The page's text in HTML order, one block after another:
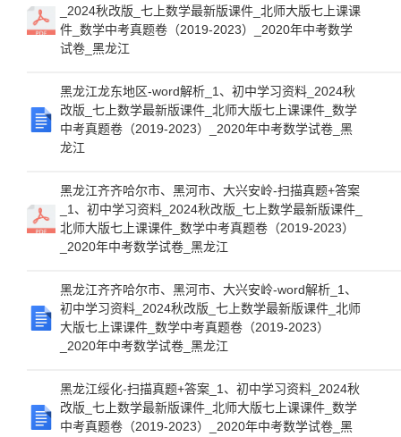
_2024秋改版_七上数学最新版课件_北师大版七上课课
件_数学中考真题卷（2019-2023）_2020年中考数学
试卷_黑龙江
黑龙江龙东地区-word解析_1、初中学习资料_2024秋
改版_七上数学最新版课件_北师大版七上课课件_数学
中考真题卷（2019-2023）_2020年中考数学试卷_黑
龙江
黑龙江齐齐哈尔市、黑河市、大兴安岭-扫描真题+答案
_1、初中学习资料_2024秋改版_七上数学最新版课件_
北师大版七上课课件_数学中考真题卷（2019-2023）
_2020年中考数学试卷_黑龙江
黑龙江齐齐哈尔市、黑河市、大兴安岭-word解析_1、
初中学习资料_2024秋改版_七上数学最新版课件_北师
大版七上课课件_数学中考真题卷（2019-2023）
_2020年中考数学试卷_黑龙江
黑龙江绥化-扫描真题+答案_1、初中学习资料_2024秋
改版_七上数学最新版课件_北师大版七上课课件_数学
中考真题卷（2019-2023）_2020年中考数学试卷_黑